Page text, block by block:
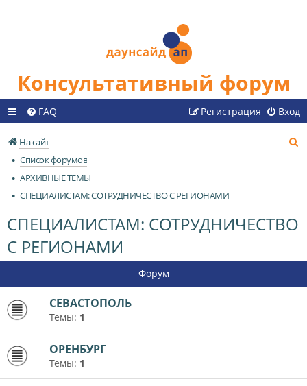
Консультативный форум
FAQ Вход
Регистрация
На сайт
Список форумов
АРХИВНЫЕ ТЕМЫ
СПЕЦИАЛИСТАМ: СОТРУДНИЧЕСТВО С РЕГИОНАМИ
СПЕЦИАЛИСТАМ: СОТРУДНИЧЕСТВО
С РЕГИОНАМИ
Форум
СЕВАСТОПОЛЬ
Темы: 1
ОРЕНБУРГ
Темы: 1